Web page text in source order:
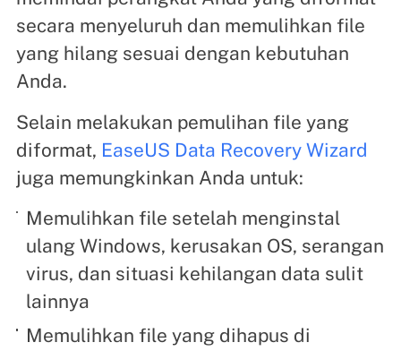
secara menyeluruh dan memulihkan file
yang hilang sesuai dengan kebutuhan
Anda.
Selain melakukan pemulihan file yang
diformat, EaseUS Data Recovery Wizard
juga memungkinkan Anda untuk:
Memulihkan file setelah menginstal
ulang Windows, kerusakan OS, serangan
virus, dan situasi kehilangan data sulit
lainnya
Memulihkan file yang dihapus di